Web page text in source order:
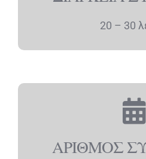
20 – 30
ΑΡΙΘΜΟΣ